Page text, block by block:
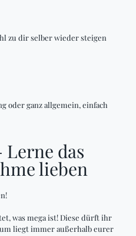
zu dir selber wieder steigen
oder ganz allgemein, einfach
Lerne das
lieben
was mega ist! Diese dürft ihr
liegt immer außerhalb eurer